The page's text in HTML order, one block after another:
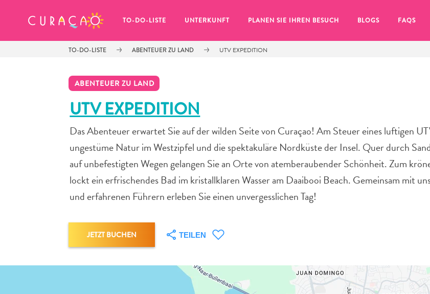
TO-DO-LISTE UNTERKUNFT PLANEN SIE IHREN BESUCH BLOGS FAQS
TO-DO-LISTE ABENTEUER ZU LAND UTV EXPEDITION
ABENTEUER ZU LAND
UTV EXPEDITION
Das Abenteuer erwartet Sie auf der wilden Seite von Curaçao! Am Steuer eines luftigen
ungestüme Natur im Westzipfel und die spektakuläre Nordküste der Insel. Quer durch
auf unbefestigten Wegen gelangen Sie an Orte von atemberaubender Schönheit. Zum
lockt ein erfrischendes Bad im kristallklaren Wasser am Daaibooi Beach. Gemeinsam mit
und erfahrenen Führern erleben Sie einen unvergesslichen Tag!
JETZT BUCHEN TEILEN
MEINE FAVORITEN
Es schaut so aus, als ob Sie noch
gespeichert haben.